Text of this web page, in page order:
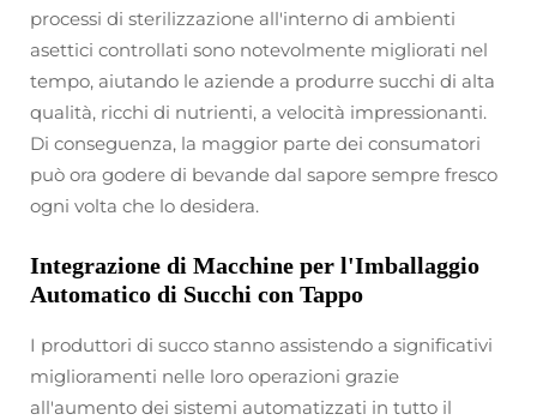
processi di sterilizzazione all'interno di ambienti
asettici controllati sono notevolmente migliorati nel
tempo, aiutando le aziende a produrre succhi di alta
qualità, ricchi di nutrienti, a velocità impressionanti.
Di conseguenza, la maggior parte dei consumatori
può ora godere di bevande dal sapore sempre fresco
ogni volta che lo desidera.
Integrazione di Macchine per l'Imballaggio
Automatico di Succhi con Tappo
I produttori di succo stanno assistendo a significativi
miglioramenti nelle loro operazioni grazie
all'aumento dei sistemi automatizzati in tutto il